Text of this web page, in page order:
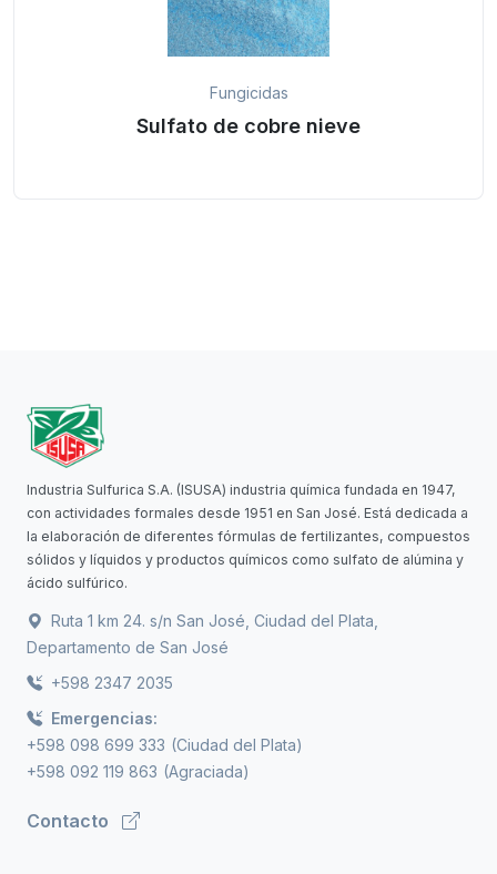
Fungicidas
Sulfato de cobre nieve
Industria Sulfurica S.A. (ISUSA) industria química fundada en 1947,
con actividades formales desde 1951 en San José. Está dedicada a
la elaboración de diferentes fórmulas de fertilizantes, compuestos
sólidos y líquidos y productos químicos como sulfato de alúmina y
ácido sulfúrico.
Ruta 1 km 24. s/n San José, Ciudad del Plata,
Departamento de San José
+598 2347 2035
Emergencias:
+598 098 699 333 (Ciudad del Plata)
+598 092 119 863 (Agraciada)
Contacto